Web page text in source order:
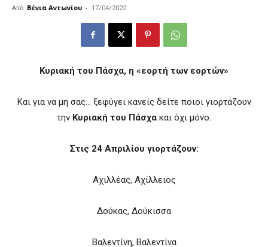
Από Βένια Αντωνίου - 17/04/2022
Κυριακή του Πάσχα, η «εορτή των εορτών»
Και για να μη σας… ξεφύγει κανείς δείτε ποιοι γιορτάζουν
την Κυριακή του Πάσχα και όχι μόνο.
Στις 24 Απριλίου γιορτάζουν:
Αχιλλέας, Αχίλλειος
Δούκας, Δούκισσα
Βαλεντίνη, Βαλεντίνα